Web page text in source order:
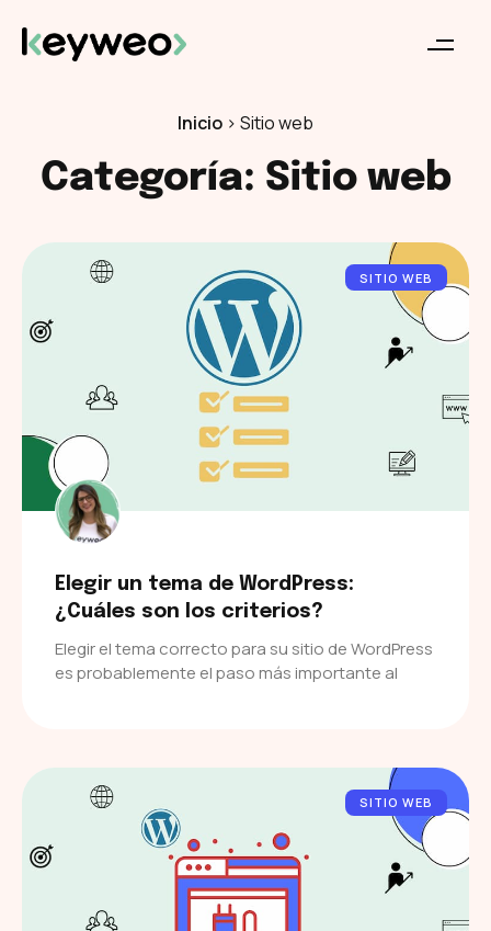
Inicio > Sitio web
Categoría: Sitio web
SITIO WEB
Elegir un tema de WordPress:
¿Cuáles son los criterios?
Elegir el tema correcto para su sitio de WordPress
es probablemente el paso más importante al
SITIO WEB